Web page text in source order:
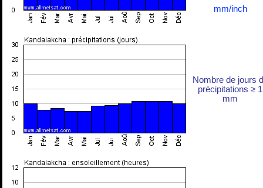
mm/inch
Nombre de jours
précipitations ≥ 1
mm